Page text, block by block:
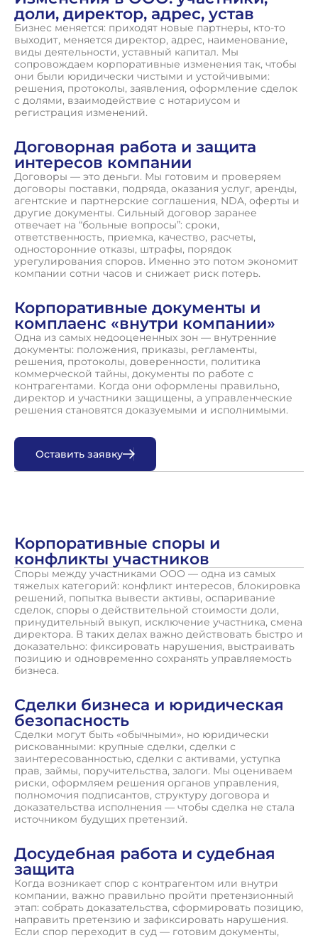
доли, директор, адрес, устав
Бизнес меняется: приходят новые партнеры, кто-то
выходит, меняется директор, адрес, наименование,
виды деятельности, уставный капитал. Мы
сопровождаем корпоративные изменения так, чтобы
они были юридически чистыми и устойчивыми:
решения, протоколы, заявления, оформление сделок
с долями, взаимодействие с нотариусом и
регистрация изменений.
Договорная работа и защита
интересов компании
Договоры — это деньги. Мы готовим и проверяем
договоры поставки, подряда, оказания услуг, аренды,
агентские и партнерские соглашения, NDA, оферты и
другие документы. Сильный договор заранее
отвечает на “больные вопросы”: сроки,
ответственность, приемка, качество, расчеты,
односторонние отказы, штрафы, порядок
урегулирования споров. Именно это потом экономит
компании сотни часов и снижает риск потерь.
Корпоративные документы и
комплаенс «внутри компании»
Одна из самых недооцененных зон — внутренние
документы: положения, приказы, регламенты,
решения, протоколы, доверенности, политика
коммерческой тайны, документы по работе с
контрагентами. Когда они оформлены правильно,
директор и участники защищены, а управленческие
решения становятся доказуемыми и исполнимыми.
Оставить заявку
Корпоративные споры и
конфликты участников
Споры между участниками ООО — одна из самых
тяжелых категорий: конфликт интересов, блокировка
решений, попытка вывести активы, оспаривание
сделок, споры о действительной стоимости доли,
принудительный выкуп, исключение участника, смена
директора. В таких делах важно действовать быстро и
доказательно: фиксировать нарушения, выстраивать
позицию и одновременно сохранять управляемость
бизнеса.
Сделки бизнеса и юридическая
безопасность
Сделки могут быть «обычными», но юридически
рискованными: крупные сделки, сделки с
заинтересованностью, сделки с активами, уступка
прав, займы, поручительства, залоги. Мы оцениваем
риски, оформляем решения органов управления,
полномочия подписантов, структуру договора и
доказательства исполнения — чтобы сделка не стала
источником будущих претензий.
Досудебная работа и судебная
защита
Когда возникает спор с контрагентом или внутри
компании, важно правильно пройти претензионный
этап: собрать доказательства, сформировать позицию,
направить претензию и зафиксировать нарушения.
Если спор переходит в суд — готовим документы,